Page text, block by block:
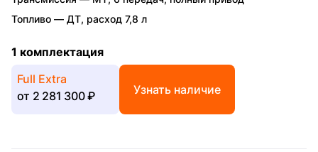
Топливо — ДТ, расход 7,8 л
1 комплектация
Full Extra
от 2 281 300 ₽ Узнать наличие